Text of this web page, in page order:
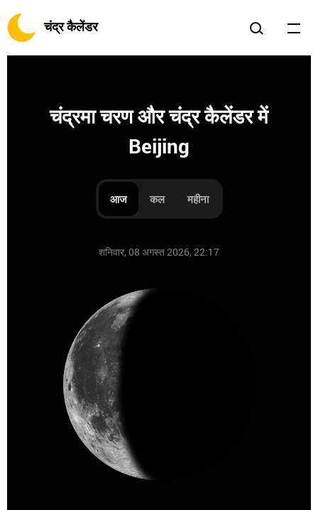
चंद्र कैलेंडर
चंद्रमा चरण और चंद्र कैलेंडर में
Beijing
आज कल महीना
शनिवार, 08 अगस्त 2026, 22:17